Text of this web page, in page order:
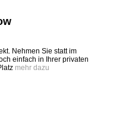
Nehmen Sie statt im
einfach in Ihrer privaten
mehr dazu